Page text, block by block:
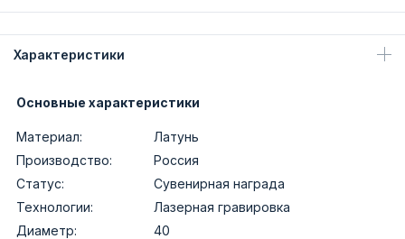
Характеристики
Основные характеристики
Материал:
Латунь
Производство:
Россия
Статус:
Сувенирная награда
Технологии:
Лазерная гравировка
Диаметр:
40